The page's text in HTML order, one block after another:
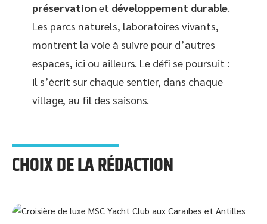
préservationet développement durable.
Les parcs naturels, laboratoires vivants,
montrent la voie à suivre pour d’autres
espaces, ici ou ailleurs. Le défi se poursuit :
il s’écrit sur chaque sentier, dans chaque
village, au fil des saisons.
CHOIX DE LA RÉDACTION